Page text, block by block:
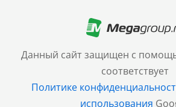
Данный сайт защищен с
соответствует
Политике
использования
+7 (499) 705-30-10
Санкт-Петербург
+7 (812) 600-77-33
Барнаул